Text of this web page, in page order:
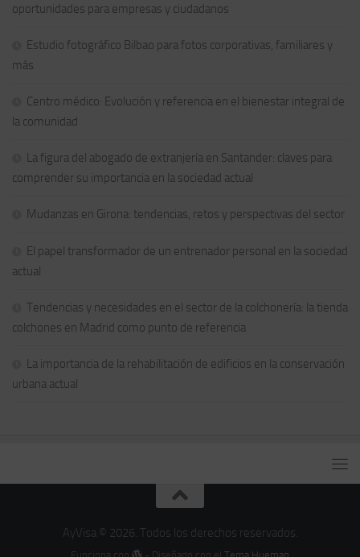
oportunidades para empresas y ciudadanos
Estudio fotográfico Bilbao para fotos corporativas, familiares y
más
Centro médico: Evolución y referencia en el bienestar integral de
la comunidad
La figura del abogado de extranjería en Santander: claves para
comprender su importancia en la sociedad actual
Mudanzas en Girona: tendencias, retos y perspectivas del sector
El papel transformador de un entrenador personal en la sociedad
actual
Tendencias y necesidades en el sector de la colchonería: la tienda
colchones en Madrid como punto de referencia
La importancia de la rehabilitación de edificios en la conservación
urbana actual
AyVisa © 2026. Todos los derechos reservados.